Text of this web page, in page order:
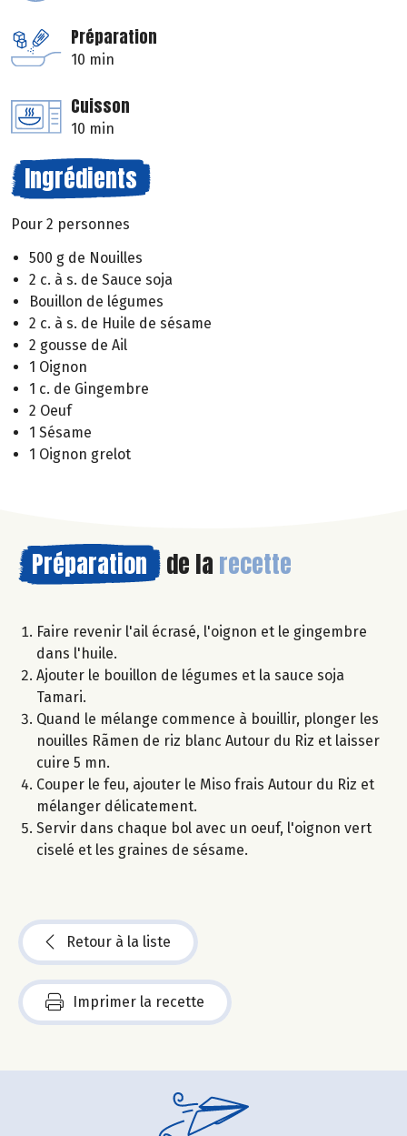
Préparation
10 min
Cuisson
10 min
Ingrédients
Pour 2 personnes
500 g de Nouilles
2 c. à s. de Sauce soja
Bouillon de légumes
2 c. à s. de Huile de sésame
2 gousse de Ail
1 Oignon
1 c. de Gingembre
2 Oeuf
1 Sésame
1 Oignon grelot
Préparation de la recette
Faire revenir l'ail écrasé, l'oignon et le gingembre
dans l'huile.
Ajouter le bouillon de légumes et la sauce soja
Tamari.
Quand le mélange commence à bouillir, plonger les
nouilles Rãmen de riz blanc Autour du Riz et laisser
cuire 5 mn.
Couper le feu, ajouter le Miso frais Autour du Riz et
mélanger délicatement.
Servir dans chaque bol avec un oeuf, l'oignon vert
ciselé et les graines de sésame.
Retour à la liste
Imprimer la recette